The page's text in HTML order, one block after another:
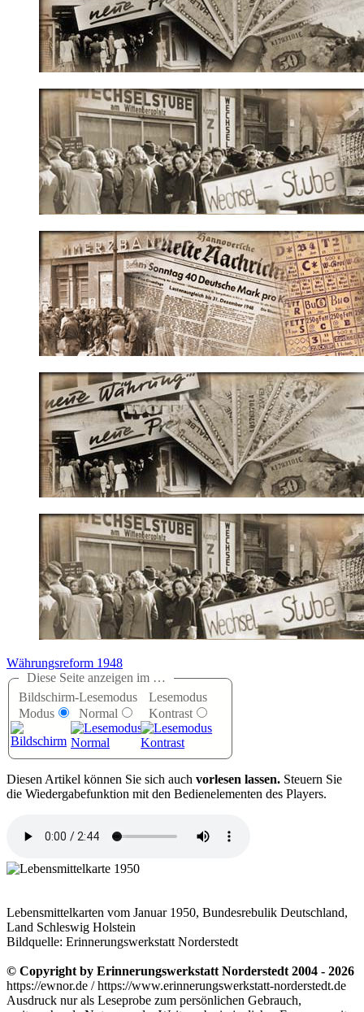
Währungsreform 1948
Diese Seite anzeigen im …
Bildschirm-
Modus
Lesemodus
Normal
Lesemodus
Kontrast
Diesen Artikel können Sie sich auch vorlesen lassen. Steuern Sie
die Wiedergabefunktion mit den Bedienelementen des Players.
Lebensmittelkarten vom Januar 1950, Bundesrebulik Deutschland,
Land Schleswig Holstein
Bildquelle: Erinnerungswerkstatt Norderstedt
© Copyright by Erinnerungswerkstatt Norderstedt 2004 - 2026
https://ewnor.de / https://www.erinnerungswerkstatt-norderstedt.de
Ausdruck nur als Leseprobe zum persönlichen Gebrauch,